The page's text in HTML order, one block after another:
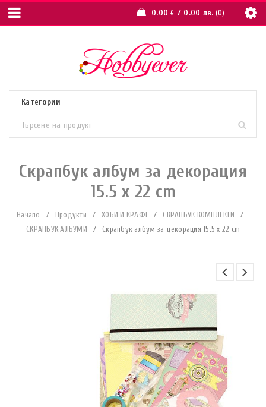
0.00€ / 0.00 лв. 0
Скрапбук албум за декорация
15.5 x 22 cm
Начало / Продукти / ХОБИ И КРАФТ / СКРАПБУК КОМПЛЕКТИ
/
СКРАПБУК АЛБУМИ
/ Скрапбук албум за декорация 15.5 x 22 cm